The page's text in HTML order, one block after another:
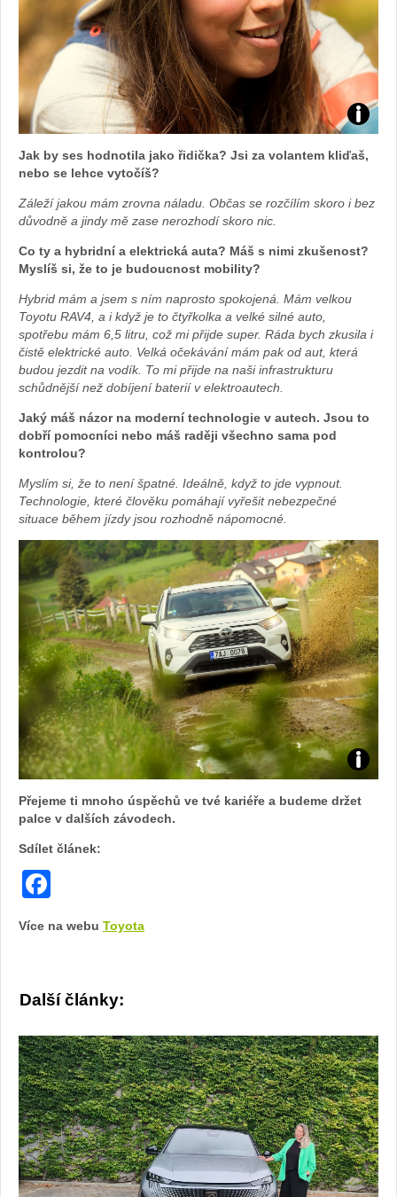
Zdroj:
Jak by ses hodnotila jako řidička? Jsi za volantem kliďaš,
nebo se lehce vytočíš?
Záleží jakou mám zrovna náladu. Občas se rozčílím skoro i bez
důvodně a jindy mě zase nerozhodí skoro nic.
Co ty a hybridní a elektrická auta? Máš s nimi zkušenost?
Myslíš si, že to je budoucnost mobility?
Hybrid mám a jsem s ním naprosto spokojená. Mám velkou
Toyotu RAV4, a i když je to čtyřkolka a velké silné auto,
spotřebu mám 6,5 litru, což mi přijde super. Ráda bych zkusila i
čistě elektrické auto. Velká očekávání mám pak od aut, která
budou jezdit na vodík. To mi přijde na naši infrastrukturu
schůdnější než dobíjení baterií v elektroautech.
Jaký máš názor na moderní technologie v autech. Jsou to
dobří pomocníci nebo máš raději všechno sama pod
kontrolou?
Myslím si, že to není špatné. Ideálně, když to jde vypnout.
Technologie, které člověku pomáhají vyřešit nebezpečné
situace během jízdy jsou rozhodně nápomocné.
Zdroj:
Přejeme ti mnoho úspěchů ve tvé kariéře a budeme držet
palce v dalších závodech.
Sdílet článek:
Více na webu Toyota
Další články: